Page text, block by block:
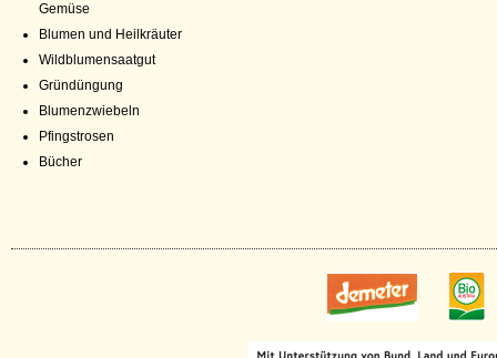
Gemüse
Blumen und Heilkräuter
Wildblumensaatgut
Gründüngung
Blumenzwiebeln
Pfingstrosen
Bücher